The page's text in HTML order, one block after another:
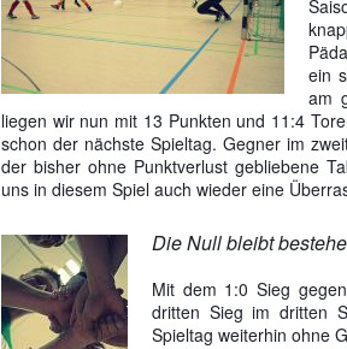
ein
am
liegen wir nun mit 13 Punkten und 11:4
schon der nächste Spieltag. Gegner im
der bisher ohne Punktverlust gebliebene
uns in diesem Spiel auch wieder eine
Die Null bleibt
Mit dem 1:0 Sieg
dritten Sieg im dritten
Spieltag weiterhin ohne